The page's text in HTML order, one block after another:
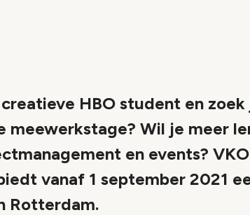
HBO student en zoek
meewerkstage? Wil je meer
en events?
vanaf 1 september 2021
Rotterdam.